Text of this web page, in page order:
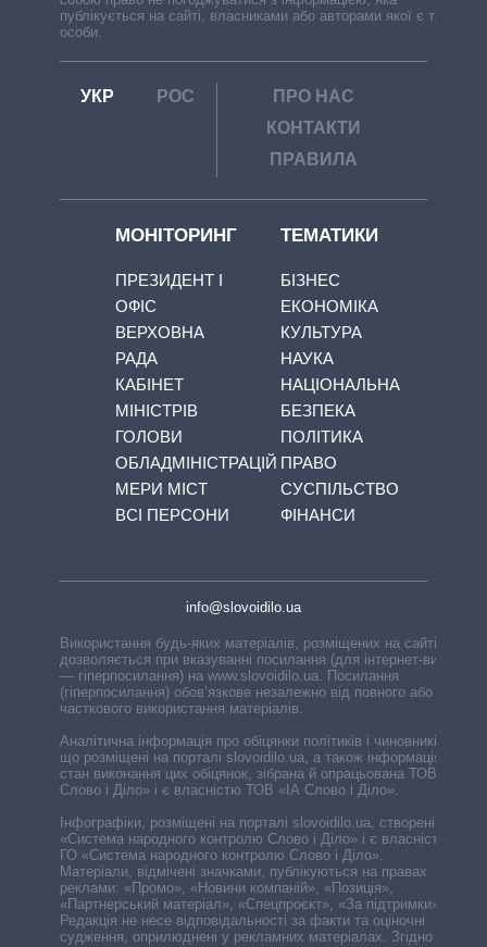
публікується на сайті, власниками або авторами якої є треті
особи.
УКР РОС
ПРО НАС
КОНТАКТИ
ПРАВИЛА
МОНІТОРИНГ
ПРЕЗИДЕНТ І
ОФІС
ВЕРХОВНА
РАДА
КАБІНЕТ
МІНІСТРІВ
ГОЛОВИ
ОБЛАДМІНІСТРАЦІЙ
МЕРИ МІСТ
ВСІ ПЕРСОНИ
ТЕМАТИКИ
БІЗНЕС
ЕКОНОМІКА
КУЛЬТУРА
НАУКА
НАЦІОНАЛЬНА
БЕЗПЕКА
ПОЛІТИКА
ПРАВО
СУСПІЛЬСТВО
ФІНАНСИ
info@slovoidilo.ua
Використання будь-яких матеріалів, розміщених на сайті,
дозволяється при вказуванні посилання (для інтернет-видань
— гіперпосилання) на www.slovoidilo.ua. Посилання
(гіперпосилання) обов’язкове незалежно від повного або
часткового використання матеріалів.
Аналітична інформація про обіцянки політиків і чиновників,
що розміщені на порталі slovoidilo.ua, а також інформація про
стан виконання цих обіцянок, зібрана й опрацьована ТОВ «ІА
Слово і Діло» і є власністю ТОВ «ІА Слово і Діло».
Інфографіки, розміщені на порталі slovoidilo.ua, створені ГО
«Система народного контролю Слово і Діло» і є власністю
ГО «Система народного контролю Слово і Діло».
Матеріали, відмічені значками, публікуються на правах
реклами: «Промо», «Новини компаній», «Позиція»,
«Партнерський матеріал», «Спецпроєкт», «За підтримки».
Редакція не несе відповідальності за факти та оціночні
судження, оприлюднені у рекламних матеріалах. Згідно з